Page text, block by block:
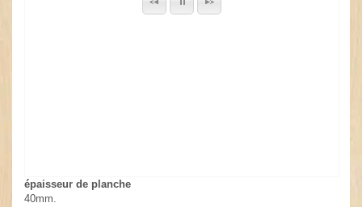
épaisseur de planche
40mm.